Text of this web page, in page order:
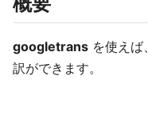
googletrans を使えば
訳ができます。